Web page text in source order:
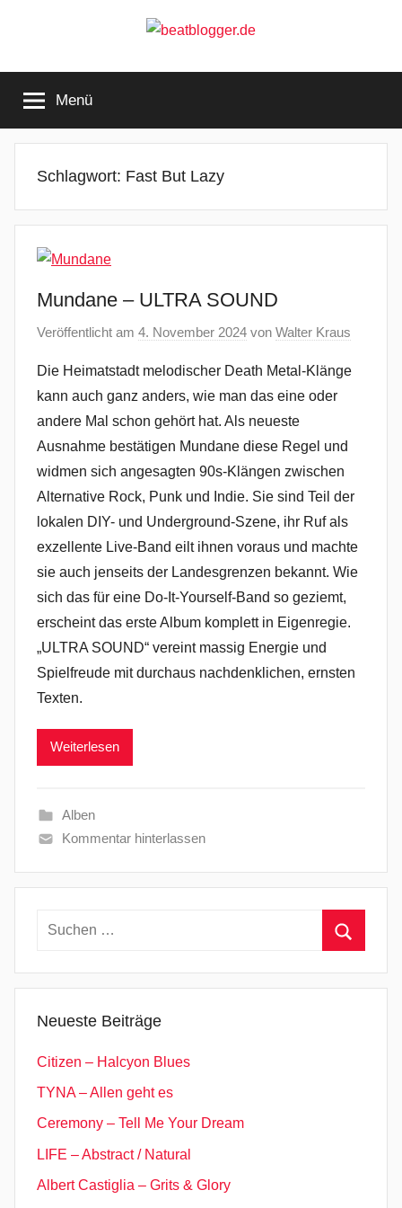
beatblogger.de
the
beat
goes
Menü
Schlagwort: Fast But Lazy
Mundane – ULTRA SOUND
Veröffentlicht am 4. November 2024 von Walter Kraus
Die Heimatstadt melodischer Death Metal-Klänge
kann auch ganz anders, wie man das eine oder
andere Mal schon gehört hat. Als neueste
Ausnahme bestätigen Mundane diese Regel und
widmen sich angesagten 90s-Klängen zwischen
Alternative Rock, Punk und Indie. Sie sind Teil der
lokalen DIY- und Underground-Szene, ihr Ruf als
exzellente Live-Band eilt ihnen voraus und machte
sie auch jenseits der Landesgrenzen bekannt. Wie
sich das für eine Do-It-Yourself-Band so geziemt,
erscheint das erste Album komplett in Eigenregie.
„ULTRA SOUND“ vereint massig Energie und
Spielfreude mit durchaus nachdenklichen, ernsten
Texten.
Weiterlesen
Alben
Kommentar hinterlassen
Suchen
Neueste Beiträge
Citizen – Halcyon Blues
TYNA – Allen geht es
Ceremony – Tell Me Your Dream
LIFE – Abstract / Natural
Albert Castiglia – Grits & Glory